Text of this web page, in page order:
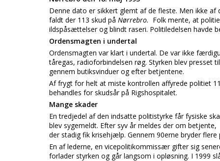
Denne dato er sikkert glemt af de fleste. Men ikke
faldt der 113 skud på Nørrebro. Folk mente, at
ildspåsættelser og blindt raseri. Politiledelsen havde
Ordensmagten i undertal
Ordensmagten var klart i undertal. De var ikke
tåregas, radioforbindelsen røg. Styrken blev
gennem butiksvinduer og efter betjentene.
Af frygt for helt at miste kontrollen affyrede politiet
behandles for skudsår på Rigshospitalet.
Mange skader
En tredjedel af den indsatte politistyrke får fysiske
blev sygemeldt. Efter syv år meldes der om betjente,
der stadig fik krisehjælp. Gennem 90erne bryder
En af lederne, en vicepolitikommissær gifter sig
forlader styrken og går langsom i opløsning. I 1999